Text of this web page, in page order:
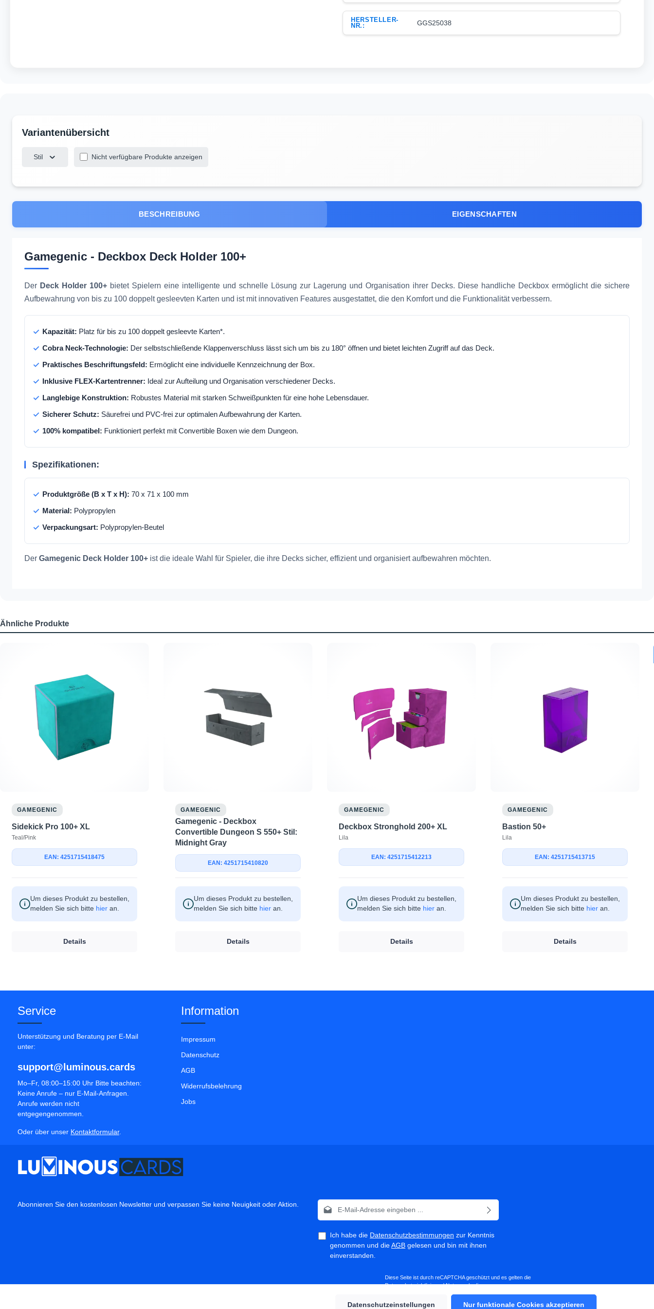
HERSTELLER-
NR.:
GGS25038
Stil Nicht verfügbare Produkte anzeigen
BESCHREIBUNG EIGENSCHAFTEN
Gamegenic - Deckbox Deck Holder 100+
Der Deck Holder 100+ bietet Spielern eine intelligente und schnelle Lösung zur Lagerung und Organisation ihrer Decks. Diese handliche Deckbox ermöglicht die sichere
Aufbewahrung von bis zu 100 doppelt gesleevten Karten und ist mit innovativen Features ausgestattet, die den Komfort und die Funktionalität verbessern.
Kapazität: Platz für bis zu 100 doppelt gesleevte Karten*.
Cobra Neck-Technologie: Der selbstschließende Klappenverschluss lässt sich um bis zu 180° öffnen und bietet leichten Zugriff auf das Deck.
Praktisches Beschriftungsfeld: Ermöglicht eine individuelle Kennzeichnung der Box.
Inklusive FLEX-Kartentrenner: Ideal zur Aufteilung und Organisation verschiedener Decks.
Langlebige Konstruktion: Robustes Material mit starken Schweißpunkten für eine hohe Lebensdauer.
Sicherer Schutz: Säurefrei und PVC-frei zur optimalen Aufbewahrung der Karten.
100% kompatibel: Funktioniert perfekt mit Convertible Boxen wie dem Dungeon.
Spezifikationen:
Produktgröße (B x T x H): 70 x 71 x 100 mm
Material: Polypropylen
Verpackungsart: Polypropylen-Beutel
Der Gamegenic Deck Holder 100+ ist die ideale Wahl für Spieler, die ihre Decks sicher, effizient und organisiert aufbewahren möchten.
Ähnliche Produkte
GAMEGENIC
Sidekick Pro 100+ XL
Teal/Pink
EAN: 4251715418475
Um dieses Produkt zu bestellen,
melden Sie sich bitte hier an.
Details
GAMEGENIC
Gamegenic - Deckbox
Convertible Dungeon S 550+ Stil:
Midnight Gray
EAN: 4251715410820
Um dieses Produkt zu bestellen,
melden Sie sich bitte hier an.
Details
GAMEGENIC
Deckbox Stronghold 200+ XL
Lila
EAN: 4251715412213
Um dieses Produkt zu bestellen,
melden Sie sich bitte hier an.
Details
GAMEGENIC
Bastion 50+
Lila
EAN: 4251715413715
Um dieses Produkt zu bestellen,
melden Sie sich bitte hier an.
Details
Service
Unterstützung und Beratung per E-Mail
unter:
support@luminous.cards
Mo–Fr, 08:00–15:00 Uhr Bitte beachten:
Keine Anrufe – nur E-Mail-Anfragen.
Anrufe werden nicht
entgegengenommen.
Oder über unser Kontaktformular.
Information
Impressum
Datenschutz
AGB
Widerrufsbelehrung
Jobs
Abonnieren Sie den kostenlosen Newsletter und verpassen Sie keine Neuigkeit oder Aktion. E-Mail-Adresse*
Ich habe die Datenschutzbestimmungen zur Kenntnis
genommen und dieAGB gelesen und bin mit ihnen
einverstanden.
Diese Seite ist durch reCAPTCHA geschützt und es gelten die
DatenschutzrichtlinieundNutzungsbedingungen.
Datenschutzeinstellungen Nur funktionale Cookies akzeptieren